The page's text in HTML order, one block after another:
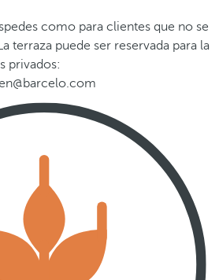
como para clientes que no se
terraza puede ser reservada para la
privados: